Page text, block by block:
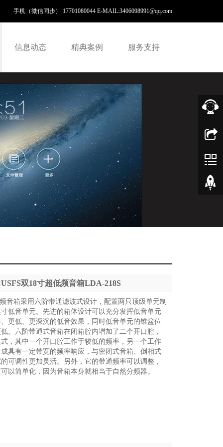
手机（微信同步） 17701080044 E-MAIL:3406098991@qq.com
信息动态 精典案例 服务支持
双18寸超低频音箱LDA-218S
音箱采用六阶带通滤波式设计，配置两只顶级单元制
低音单元。先进的箱体设计可以充分发挥低音单元
更低、更深沉的低音效果，同时低音单元的锥盆位
。六阶带通式音箱在闭箱腔内增加了二个开口腔，
，其中一个开口腔工作于较低的频率，另一个工作
具有一定带宽的频率响应，与密闭式音箱、倒相式
可调性更加灵活。另外，它的带通频率可以调整，
以简单化，因为音箱本身就相当于自然分频器。